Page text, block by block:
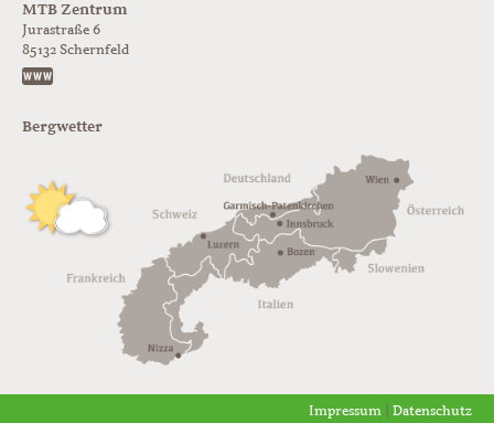
MTB Zentrum
Jurastraße 6
85132 Schernfeld
Bergwetter
Impressum Datenschutz